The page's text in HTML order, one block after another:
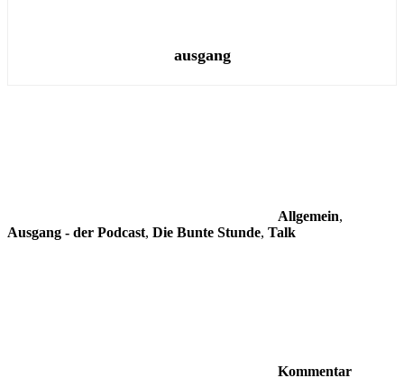
ausgang
Allgemein,
Ausgang - der Podcast, Die Bunte Stunde, Talk
Kommentar